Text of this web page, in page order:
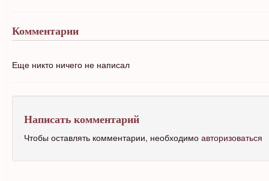
Комментарии
Еще никто ничего не написал
Написать комментарий
Чтобы оставлять комментарии, необходимо авторизоваться